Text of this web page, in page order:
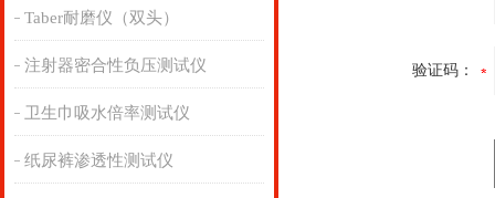
Taber耐磨仪（双头）
注射器密合性负压测试仪
卫生巾吸水倍率测试仪
纸尿裤渗透性测试仪
验证码：